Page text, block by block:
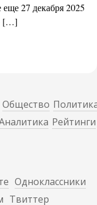
27 декабря 2025
[…]
Общество
Рейтинги
Одноклассники
Твиттер